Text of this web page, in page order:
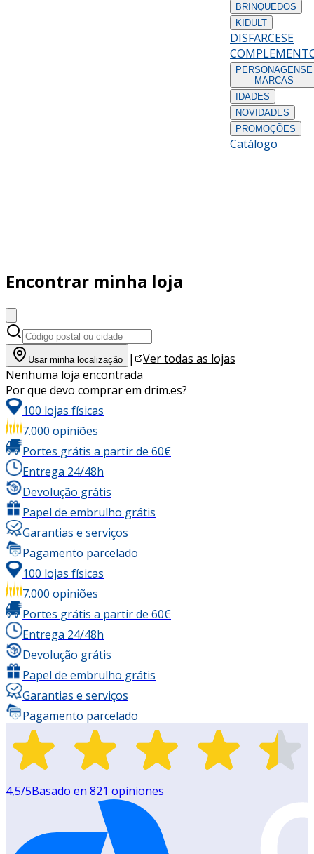
BRINQUEDOS
KIDULT
DISFARCESE
PERSONAGENS E
MARCAS
IDADES
NOVIDADES
PROMOÇÕES
Catálogo
Encontrar minha loja
Usar minha localização |
Ver todas as lojas
Nenhuma loja encontrada
Por que devo comprar em drim.es?
100 lojas físicas
7.000 opiniões
Portes grátis a partir de 60€
Entrega 24/48h
Devolução grátis
Papel de embrulho grátis
Garantias e serviços
Pagamento parcelado
100 lojas físicas
7.000 opiniões
Portes grátis a partir de 60€
Entrega 24/48h
Devolução grátis
Papel de embrulho grátis
Garantias e serviços
Pagamento parcelado
4,5/5Basado en 821 opiniones